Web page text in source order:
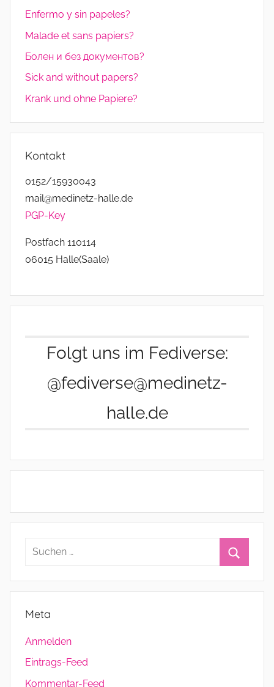
Enfermo y sin papeles?
Malade et sans papiers?
Болен и без документов?
Sick and without papers?
Krank und ohne Papiere?
Kontakt
0152/15930043
mail@medinetz-halle.de
PGP-Key
Postfach 110114
06015 Halle(Saale)
Folgt uns im Fediverse:
@fediverse@medinetz-
halle.de
Suchen
Meta
Anmelden
Eintrags-Feed
Kommentar-Feed